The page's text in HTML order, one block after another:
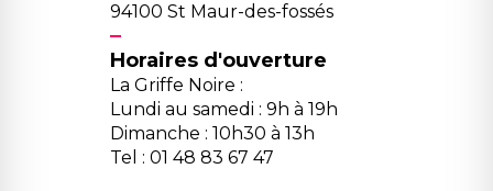
94100 St Maur-des-fossés
Horaires d'ouverture
La Griffe Noire :
Lundi au samedi : 9h à 19h
Dimanche : 10h30 à 13h
Tel : 01 48 83 67 47